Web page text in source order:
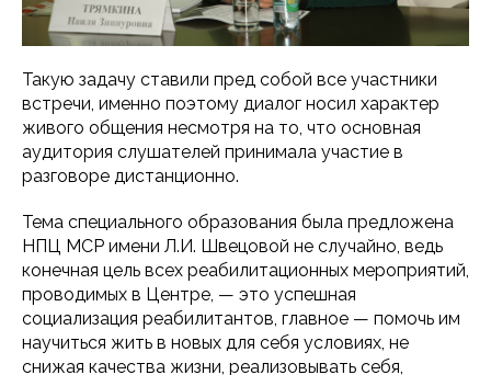
Такую задачу ставили пред собой все участники
встречи, именно поэтому диалог носил характер
живого общения несмотря на то, что основная
аудитория слушателей принимала участие в
разговоре дистанционно.
Тема специального образования была предложена
НПЦ МСР имени Л.И. Швецовой не случайно, ведь
конечная цель всех реабилитационных мероприятий,
проводимых в Центре, — это успешная
социализация реабилитантов, главное — помочь им
научиться жить в новых для себя условиях, не
снижая качества жизни, реализовывать себя,